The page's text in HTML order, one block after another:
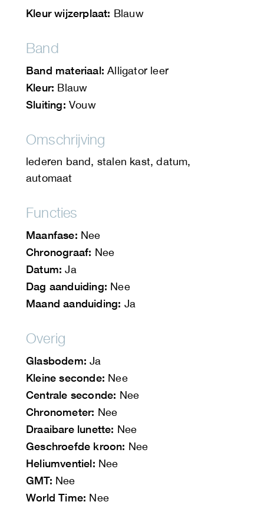
Kleur wijzerplaat: Blauw
Band
Band materiaal: Alligator leer
Kleur: Blauw
Sluiting: Vouw
Omschrijving
lederen band, stalen kast, datum,
automaat
Functies
Maanfase: Nee
Chronograaf: Nee
Datum: Ja
Dag aanduiding: Nee
Maand aanduiding: Ja
Overig
Glasbodem: Ja
Kleine seconde: Nee
Centrale seconde: Nee
Chronometer: Nee
Draaibare lunette: Nee
Geschroefde kroon: Nee
Heliumventiel: Nee
GMT: Nee
World Time: Nee